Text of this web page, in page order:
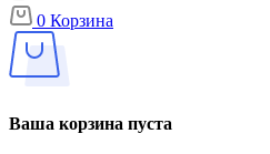
0 Корзина
Ваша корзина пуста